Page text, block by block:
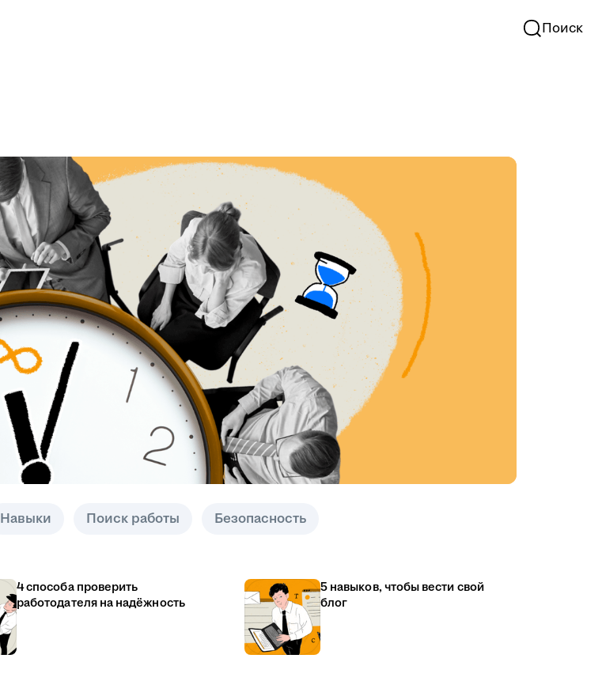
Поиск
Навыки Поиск работы Безопасность
4 способа проверить
работодателя на надёжность
5 навыков, чтобы вести свой
блог